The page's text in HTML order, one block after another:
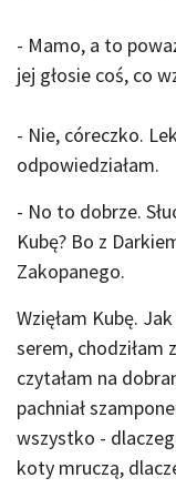
- Mamo, a to
jej głosie coś, co
- Nie, córeczko.
odpowiedziałam.
- No to dobrze.
Kubę? Bo z
Zakopanego.
Wzięłam Kubę.
serem, chodziłam
czytałam na
pachniał
wszystko -
koty mruczą,